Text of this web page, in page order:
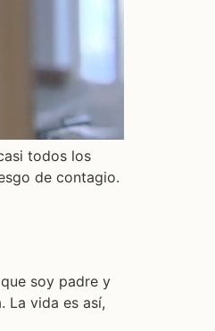
todos los
de contagio.
soy padre y
La vida es así,